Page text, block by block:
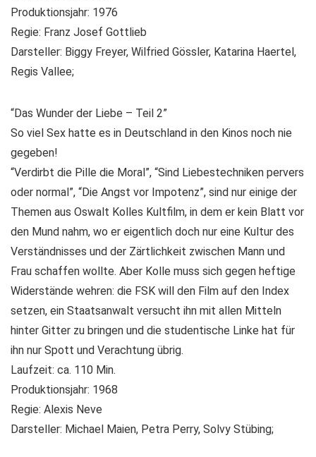
Produktionsjahr: 1976
Regie: Franz Josef Gottlieb
Darsteller: Biggy Freyer, Wilfried Gössler, Katarina Haertel,
Regis Vallee;
“Das Wunder der Liebe – Teil 2”
So viel Sex hatte es in Deutschland in den Kinos noch nie
gegeben!
“Verdirbt die Pille die Moral”, “Sind Liebestechniken pervers
oder normal”, “Die Angst vor Impotenz”, sind nur einige der
Themen aus Oswalt Kolles Kultfilm, in dem er kein Blatt vor
den Mund nahm, wo er eigentlich doch nur eine Kultur des
Verständnisses und der Zärtlichkeit zwischen Mann und
Frau schaffen wollte. Aber Kolle muss sich gegen heftige
Widerstände wehren: die FSK will den Film auf den Index
setzen, ein Staatsanwalt versucht ihn mit allen Mitteln
hinter Gitter zu bringen und die studentische Linke hat für
ihn nur Spott und Verachtung übrig.
Laufzeit: ca. 110 Min.
Produktionsjahr: 1968
Regie: Alexis Neve
Darsteller: Michael Maien, Petra Perry, Solvy Stübing;